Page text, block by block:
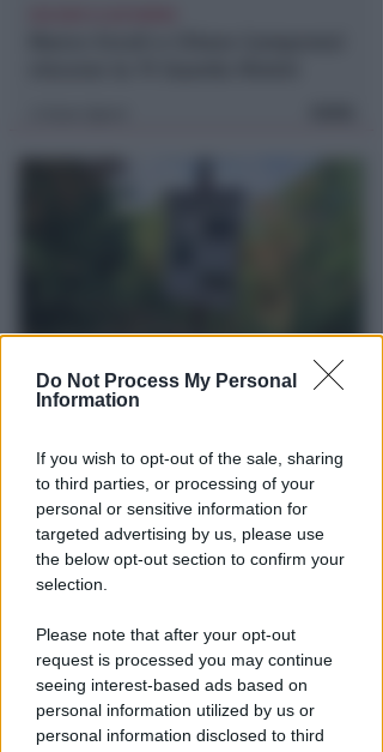
Do Not Process My Personal
Information
If you wish to opt-out of the sale, sharing
to third parties, or processing of your
personal or sensitive information for
targeted advertising by us, please use
the below opt-out section to confirm your
selection.
Please note that after your opt-out
request is processed you may continue
seeing interest-based ads based on
personal information utilized by us or
personal information disclosed to third
DI NUOVO ACCESSIBILE DA MAGGIO
rifugiarsi nella natura
diRedazione